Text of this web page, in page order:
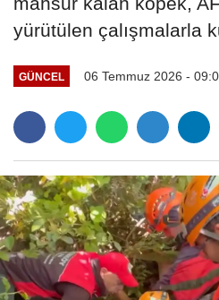
yürütülen çalışmalarla
GÜNCEL 06 Temmuz 2026 -